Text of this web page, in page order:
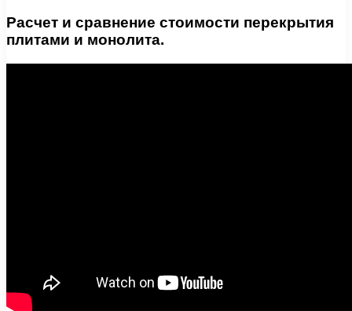
Расчет и сравнение стоимости перекрытия
плитами и монолита.